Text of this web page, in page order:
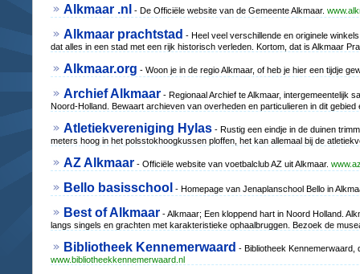
Alkmaar .nl - De Officiële website van de Gemeente Alkmaar.
Alkmaar prachtstad - Heel veel verschillende en originele
dat alles in een stad met een rijk historisch verleden. Kortom, dat is Alkmaar
Alkmaar.org - Woon je in de regio Alkmaar, of heb je hier een tijdje
Archief Alkmaar - Regionaal Archief te Alkmaar, intergemeentelijk
Noord-Holland. Bewaart archieven van overheden en particulieren in dit
Atletiekvereniging Hylas - Rustig een eindje in de duinen
meters hoog in het polsstokhoogkussen ploffen, het kan allemaal bij de
AZ Alkmaar - Officiële website van voetbalclub AZ uit Alkmaar.
Bello basisschool - Homepage van Jenaplanschool Bello in
Best of Alkmaar - Alkmaar; Een kloppend hart in Noord Holland.
langs singels en grachten met karakteristieke ophaalbruggen. Bezoek de
Bibliotheek Kennemerwaard - Bibliotheek Kennemerwaard,
www.bibliotheekkennemerwaard.nl